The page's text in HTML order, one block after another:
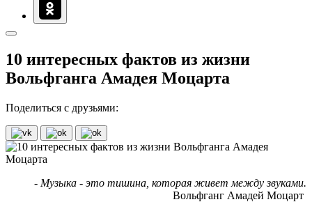
10 интересных фактов из жизни
Вольфганга Амадея Моцарта
Поделиться с друзьями:
- Музыка - это тишина, которая живет между звуками.
Вольфганг Амадей Моцарт